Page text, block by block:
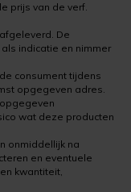
prijs van de verf.
De
indicatie en nimmer
consument tijdens
opgegeven adres.
wat deze producten
onmiddellijk na
en eventuele
kwantiteit,